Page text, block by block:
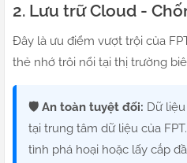
2. Lưu trữ Cloud -
Đây là ưu điểm vượt trội của
thẻ nhớ trôi nổi tại thị trường
🛡️ An toàn tuyệt đối: Dữ
tại trung tâm dữ liệu của
tình phá hoại hoặc lấy cắp